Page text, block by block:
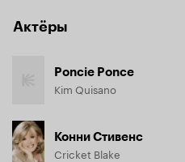
Актёры
Poncie Ponce
Kim Quisano
Конни Стивенс
Cricket Blake